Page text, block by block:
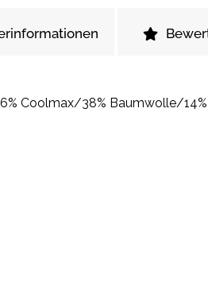
Coolmax/38% Baumwolle/